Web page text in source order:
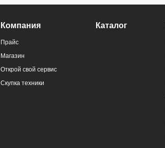
Компания
Прайс
Магазин
Открой свой сервис
Скупка техники
Каталог